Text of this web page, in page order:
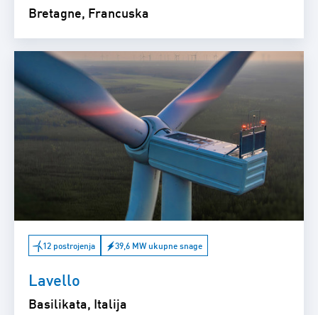
Bretagne, Francuska
12 postrojenja 39,6 MW ukupne snage
Lavello
Basilikata, Italija